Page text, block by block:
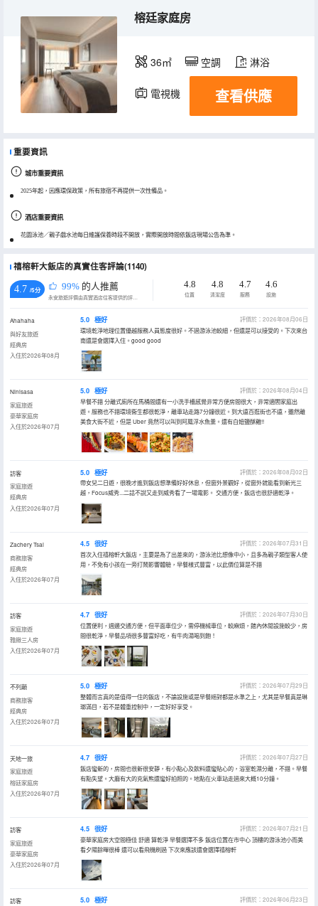
榕廷家庭房
36㎡ 空調 淋浴
電視機 冰箱
查看供應
重要資訊
城市重要資訊
2025年起，因應環保政策，所有旅宿不再提供一次性備品。
酒店重要資訊
花園泳池／親子戲水池每日維護保養時段不開放，實際開放時間依飯店現場公告為準。
禧榕軒大飯店的真實住客評論(1140)
4.7 /5分 99% 的人推薦
永安旅遊評價由真實酒店住客提供的評價。
4.8
位置
4.8
清潔度
4.7
服務
4.6
設施
Ahahaha
與好友旅遊
經典房
入住於2026年08月
5.0 極好
評價於：2026年08月06日
環境乾淨地理位置優越服務人員態度很好。不過游泳池較細，但還是可以接受的。下次來台
南還是會選擇入住。good good
Ninisasa
家庭旅遊
豪華家庭房
入住於2026年07月
5.0 極好
評價於：2026年08月04日
早餐不錯 分離式廁所在馬桶間還有一小洗手槽感覺非常方便房間很大，非常適閤家庭出
遊。服務也不錯環境衞生都很乾淨，離車站走路7分鐘很近。到大遠百逛街也不遠，雖然離
美食大街不近，但是 Uber 竟然可以叫到阿鳳浮水魚羹。還有白妞鹽酥雞!!
訪客
家庭旅遊
經典房
入住於2026年07月
5.0 極好
評價於：2026年08月02日
帶女兒二日遊，很晚才進到飯店想準備好好休息，但窗外景觀好，從窗外就能看到新光三
越，Focus威秀...二話不說又走到威秀看了一場電影。 交通方便，飯店也很舒適乾淨。
Zachery Tsai
商務旅客
經典房
入住於2026年07月
4.5 很好
評價於：2026年07月31日
首次入住禧榕軒大飯店，主要是為了出差來的，游泳池比想像中小，且多為親子類型客人使
用，不免有小孩在一旁打鬧影響體驗，早餐樣式豐富，以此價位算是不錯
訪客
家庭旅遊
雅緻三人房
入住於2026年07月
4.7 很好
評價於：2026年07月30日
位置便利，週邊交通方便，但平面車位少，需停機械車位，較麻煩，館內休閒設施較少，房
間很乾淨，早餐品項很多豐富好吃，有牛肉湯喝到飽！
不列顛
商務旅客
經典房
入住於2026年07月
5.0 極好
評價於：2026年07月29日
整體而言真的是值得一住的飯店，不論設施或是早餐絕對都是水準之上，尤其是早餐真是琳
瑯滿目，若不是體重控制中，一定好好享受。
天地一旅
家庭旅遊
榕廷家庭房
入住於2026年07月
4.7 很好
評價於：2026年07月27日
飯店蠻新的，房間也很新很安靜，有小點心及飲料還蠻貼心的，浴室乾濕分離，不錯。早餐
有點失望。大廳有大的充氣熊還蠻好拍照的。地點在火車站走過來大概10分鐘。
訪客
家庭旅遊
豪華家庭房
入住於2026年07月
4.5 很好
評價於：2026年07月21日
豪華家庭房大空間極佳 舒適 算乾淨 早餐選擇不多 飯店位置在市中心 頂樓的游泳池小而美
看夕陽餘暉很棒 還可以看飛機刷過 下次來應該還會選擇禧榕軒
訪客
5.0 極好
評價於：2026年06月23日